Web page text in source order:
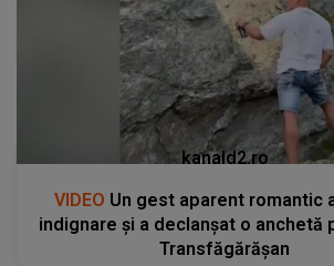
kanald2.ro
VIDEO Un gest aparent romantic
indignare și a declanșat o anchetă
Transfăgărășan